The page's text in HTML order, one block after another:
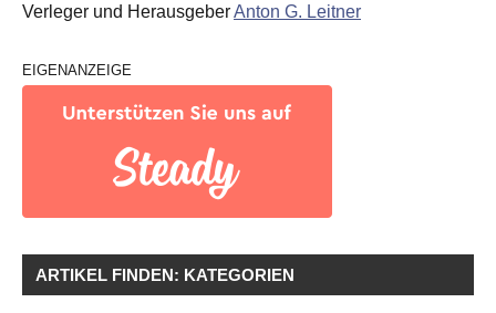
Verleger und HerausgeberAnton G. Leitner
EIGENANZEIGE
ARTIKEL FINDEN: KATEGORIEN